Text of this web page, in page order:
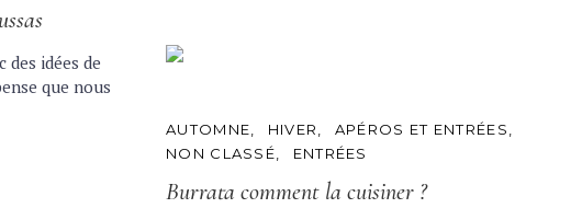
des idées de
que nous
C
A
T
G
AUTOMNE HIVER
APÉROS ET ENTRÉES
NON CLASSÉ
ENTRÉES
Burrata comment la cuisiner ?